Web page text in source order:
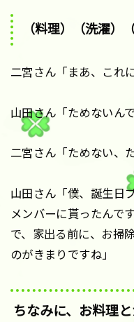
（料理）（洗濯）
二宮さん「まあ、これ
山田さん「ためないん
二宮さん「ためない、
山田さん「僕、誕生日
メンバーに貰ったんで
で、家出る前に、お掃
のがきまりですね」
ちなみに、お料理